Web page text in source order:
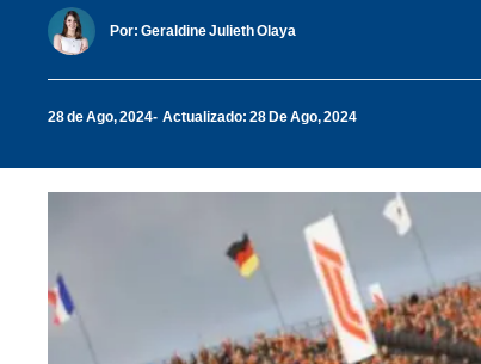
Por: Geraldine Julieth Olaya
28 de Ago, 2024 Actualizado: 28 De Ago, 2024